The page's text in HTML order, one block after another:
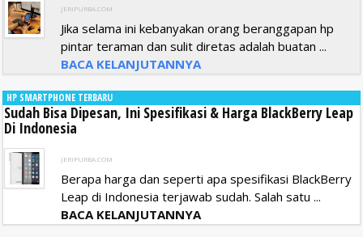
JERIPURBA.COM
Jika selama ini kebanyakan orang beranggapan hp
pintar teraman dan sulit diretas adalah buatan ...
BACA KELANJUTANNYA
HP SMARTPHONE TERBARU
Sudah Bisa Dipesan, Ini Spesifikasi & Harga BlackBerry Leap
Di Indonesia
JERIPURBA.COM
Berapa harga dan seperti apa spesifikasi BlackBerry
Leap di Indonesia terjawab sudah. Salah satu ...
BACA KELANJUTANNYA